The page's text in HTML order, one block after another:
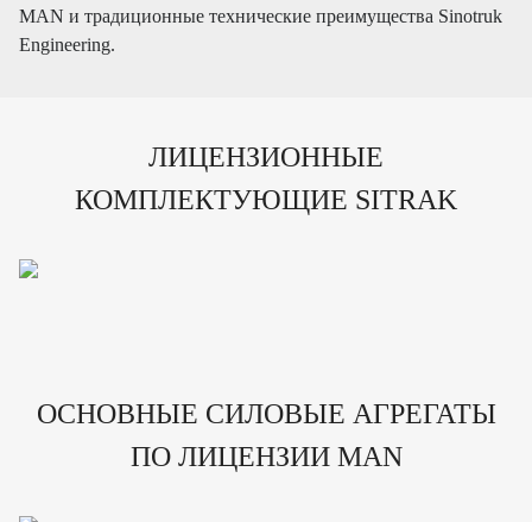
MAN и традиционные технические преимущества Sinotruk
Engineering.
ЛИЦЕНЗИОННЫЕ
КОМПЛЕКТУЮЩИЕ SITRAK
ОСНОВНЫЕ СИЛОВЫЕ АГРЕГАТЫ
ПО ЛИЦЕНЗИИ MAN